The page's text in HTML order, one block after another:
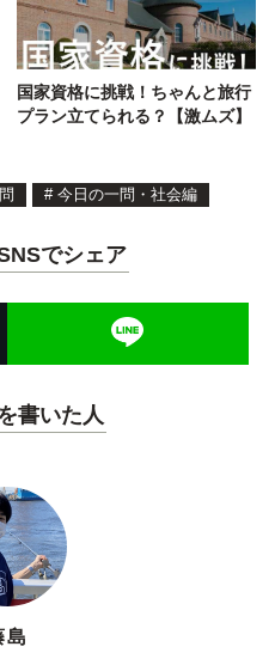
国家資格に挑戦！ちゃんと旅行
プラン立てられる？【激ムズ】
# 今日の一問・社会編
でシェア
書いた人
島